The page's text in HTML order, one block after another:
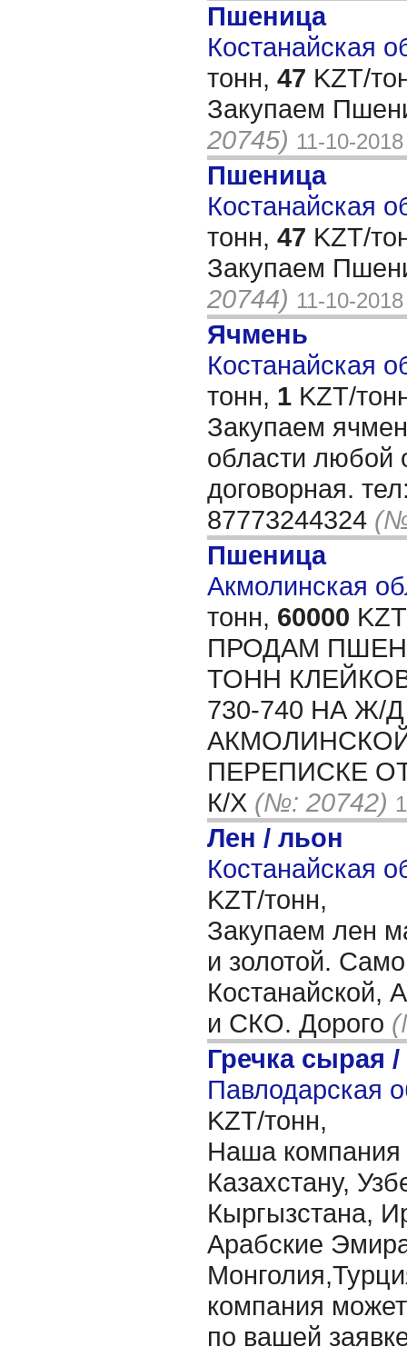
Пшеница
Костанайская
тонн, 47 KZT/
Закупаем
20745) 11-10-2018
Пшеница
Костанайская
тонн, 47 KZT/
Закупаем
20744) 11-10-2018
Ячмень
Костанайская
тонн, 1 KZT/
Закупаем
области любой
договорная.
87773244324
Пшеница
Акмолинская
тонн, 60000
ПРОДАМ
ТОНН
730-740 НА Ж/
ПЕРЕПИСКЕ
К/Х (№: 20742)
Лен / льон
Костанайская
KZT/тонн,
Закупаем лен
и золотой.
Костанайской,
и СКО. Дорого
Гречка сырая /
Павлодарская
KZT/тонн,
Наша компания
Казахстану,
Кыргызстана,
Арабские
компания
по вашей